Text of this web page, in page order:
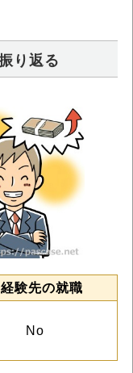
り返る
験先の就職
No